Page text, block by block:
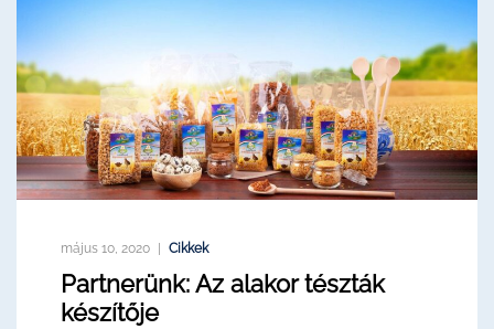
május 10, 2020 Cikkek
Partnerünk: Az alakor tészták
készítője